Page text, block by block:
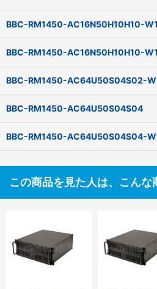
BBC-RM1450-AC16N50H10H10-
BBC-RM1450-AC16N50H10H10-
BBC-RM1450-AC64U50S04S02-
BBC-RM1450-AC64U50S04S04
BBC-RM1450-AC64U50S04S04-
この商品を見た人は、こんな